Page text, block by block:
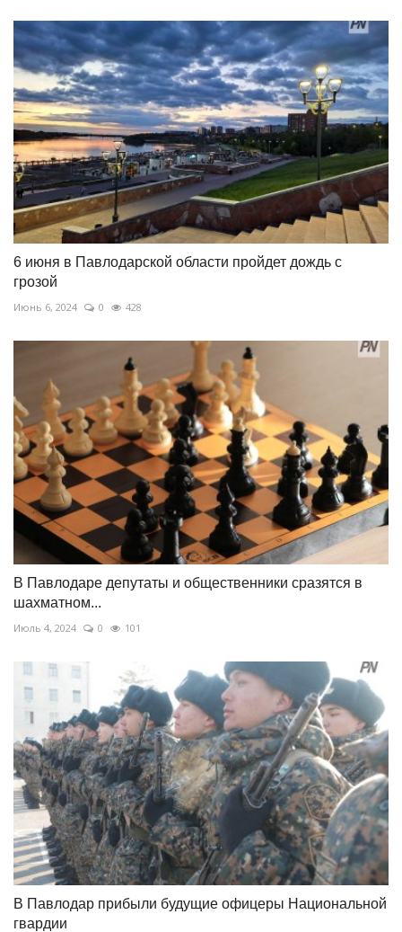
6 июня в Павлодарской области пройдет дождь с
грозой
Июнь 6, 2024 0 428
В Павлодаре депутаты и общественники сразятся в
шахматном...
Июль 4, 2024 0 101
В Павлодар прибыли будущие офицеры Национальной
гвардии